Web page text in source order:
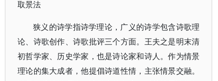
取景法
狭义的诗学指诗学理论，广义的诗学包含诗歌理
论、诗歌创作、诗歌批评三个方面。王夫之是明末清
初哲学家、历史学家，也是诗论家和诗人。作为情景
理论的集大成者，他提倡诗道性情，主张情景交融。